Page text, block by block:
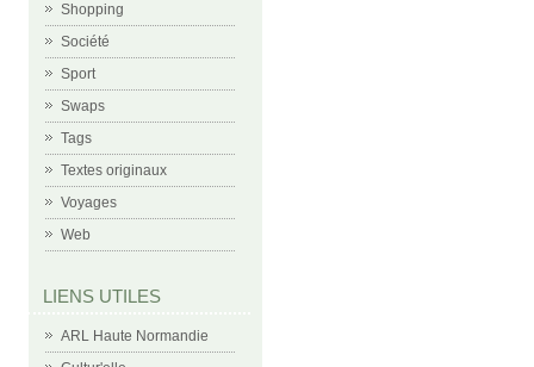
Shopping
Société
Sport
Swaps
Tags
Textes originaux
Voyages
Web
LIENS UTILES
ARL Haute Normandie